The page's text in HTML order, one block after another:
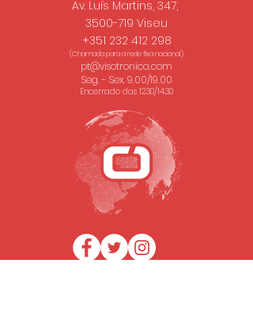
Av. Luís Martins, 347,
3500-719 Viseu
+351 232 412 298
(Chamada para a rede fixa nacional.)
pt@visotronica.com
Seg. - Sex. 9.00/19.00
Encerrado das 12.30/14.30